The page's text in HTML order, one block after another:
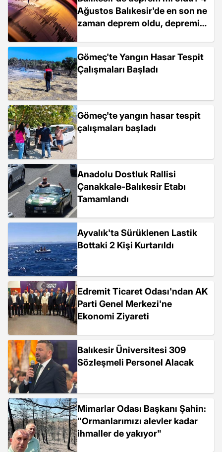
Ağustos Balıkesir'de en son ne
zaman deprem oldu, depremin
Gömeç'te Yangın Hasar Tespit
Çalışmaları Başladı
Gömeç'te yangın hasar tespit
çalışmaları başladı
Anadolu Dostluk Rallisi
Çanakkale-Balıkesir Etabı
Tamamlandı
Ayvalık'ta Sürüklenen Lastik
Bottaki 2 Kişi Kurtarıldı
Edremit Ticaret Odası'ndan AK
Parti Genel Merkezi'ne
Ekonomi Ziyareti
Balıkesir Üniversitesi 309
Sözleşmeli Personel Alacak
Mimarlar Odası Başkanı Şahin:
"Ormanlarımızı alevler kadar
ihmaller de yakıyor"